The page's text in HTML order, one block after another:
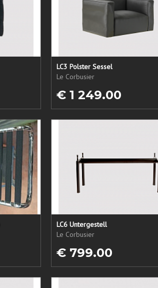
LC3 Polster Sessel
Le Corbusier
€ 1 249.00
LC6 Untergestell
Le Corbusier
€ 799.00